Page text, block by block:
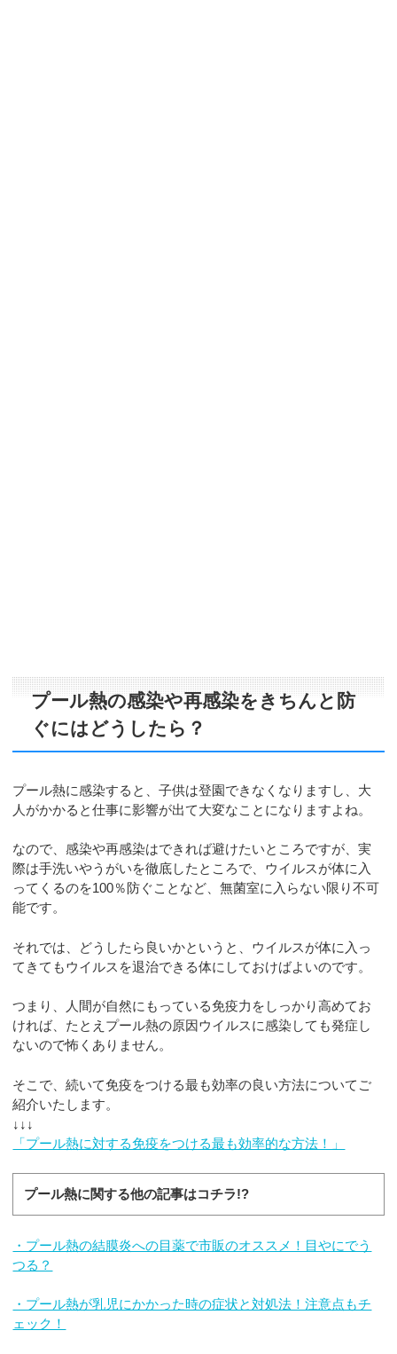
プール熱の感染や再感染をきちんと防
ぐにはどうしたら？
プール熱に感染すると、子供は登園できなくなりますし、大
人がかかると仕事に影響が出て大変なことになりますよね。
なので、感染や再感染はできれば避けたいところですが、実
際は手洗いやうがいを徹底したところで、ウイルスが体に入
ってくるのを100％防ぐことなど、無菌室に入らない限り不可
能です。
それでは、どうしたら良いかというと、ウイルスが体に入っ
てきてもウイルスを退治できる体にしておけばよいのです。
つまり、人間が自然にもっている免疫力をしっかり高めてお
ければ、たとえプール熱の原因ウイルスに感染しても発症し
ないので怖くありません。
そこで、続いて免疫をつける最も効率の良い方法についてご
紹介いたします。
↓↓↓
「プール熱に対する免疫をつける最も効率的な方法！」
プール熱に関する他の記事はコチラ!?
・プール熱の結膜炎への目薬で市販のオススメ！目やにでう
つる？
・プール熱が乳児にかかった時の症状と対処法！注意点もチ
ェック！